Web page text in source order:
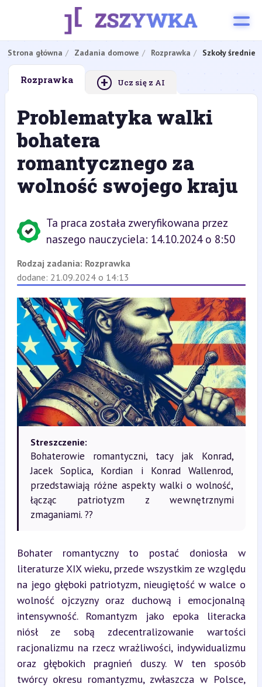
Strona główna Zadania domowe Rozprawka Szkoły średnie
Rozprawka + Ucz się z AI
Problematyka walki
bohatera
romantycznego za
wolność swojego kraju
Ta praca została zweryfikowana przez
naszego nauczyciela: 14.10.2024 o 8:50
Rodzaj zadania: Rozprawka
dodane: 21.09.2024 o 14:13
Streszczenie:
Bohaterowie romantyczni, tacy jak Konrad,
Jacek Soplica, Kordian i Konrad Wallenrod,
przedstawiają różne aspekty walki o wolność,
łącząc patriotyzm z wewnętrznymi
zmaganiami. ??
Bohater romantyczny to postać doniosła w
literaturze XIX wieku, przede wszystkim ze względu
na jego głęboki patriotyzm, nieugiętość w walce o
wolność ojczyzny oraz duchową i emocjonalną
intensywność. Romantyzm jako epoka literacka
niósł ze sobą zdecentralizowanie wartości
racjonalizmu na rzecz wrażliwości, indywidualizmu
oraz głębokich pragnień duszy. W ten sposób
twórcy okresu romantyzmu, zwłaszcza w Polsce,